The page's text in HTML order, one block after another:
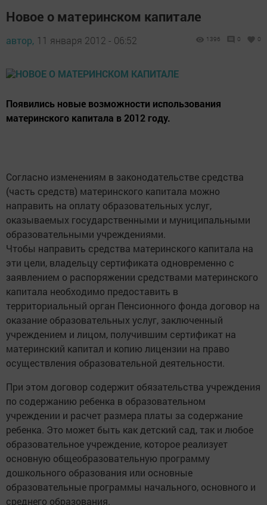
Новое о материнском капитале
автор, 11 января 2012 - 06:52 1396 0 0
Появились новые возможности использования
материнского капитала в 2012 году.
Согласно изменениям в законодательстве средства
(часть средств) материнского капитала можно
направить на оплату образовательных услуг,
оказываемых государственными и муниципальными
образовательными учреждениями.
Чтобы направить средства материнского капитала на
эти цели, владельцу сертификата одновременно с
заявлением о распоряжении средствами материнского
капитала необходимо предоставить в
территориальный орган Пенсионного фонда договор на
оказание образовательных услуг, заключенный
учреждением и лицом, получившим сертификат на
материнский капитал и копию лицензии на право
осуществления образовательной деятельности.
При этом договор содержит обязательства учреждения
по содержанию ребенка в образовательном
учреждении и расчет размера платы за содержание
ребенка. Это может быть как детский сад, так и любое
образовательное учреждение, которое реализует
основную общеобразовательную программу
дошкольного образования или основные
образовательные программы начального, основного и
среднего образования.